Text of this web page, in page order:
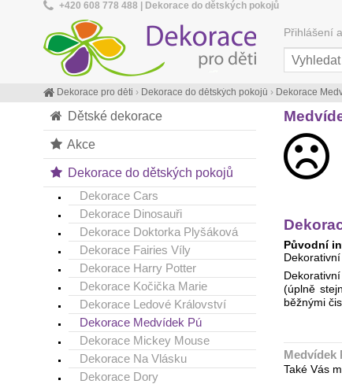
Původní
(úplně
běžnými
Medvídek
Také Vás
Dětské dekorace
Akce
Dekorace do dětských pokojů
Dekorace Cars
Dekorace Dinosauři
Dekorace Doktorka Plyšáková
Dekorace Fairies Víly
Dekorace Harry Potter
Dekorace Kočička Marie
Dekorace Ledové Království
Dekorace Medvídek Pú
Dekorace Mickey Mouse
Dekorace Na Vlásku
Dekorace Dory
Dekorace pro děti › Dekorace do dětských pokojů › Dekorace
+420 608 778 488 | Dekorace do dětských pokojů
Přihlášení